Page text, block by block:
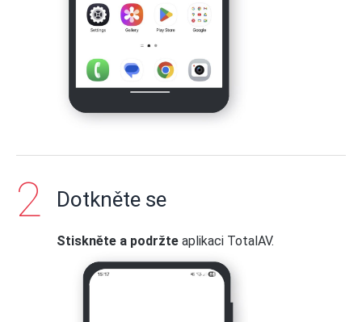
Dotkněte se
Stiskněte a podržte aplikaci TotalAV.